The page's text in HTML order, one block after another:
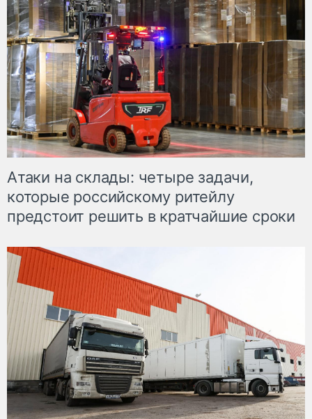
Атаки на склады: четыре задачи,
которые российскому ритейлу
предстоит решить в кратчайшие сроки